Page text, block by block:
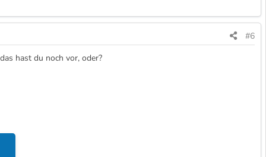
#6
hast du noch vor, oder?